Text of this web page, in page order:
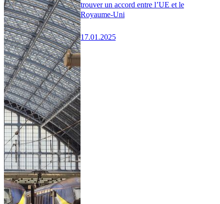
trouver un accord entre l’UE et le
Royaume-Uni
17.01.2025